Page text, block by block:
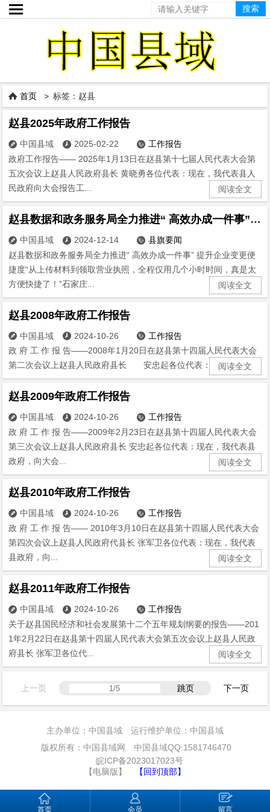

 首页 > 标签：赵县
赵县2025年政府工作报告
 中国县域  2025-02-22  工作报告
政府工作报告—— 2025年1月13日在赵县第十七届人民代表大会第
五次会议上赵县人民政府县长 黄晓勇各位代表：现在，我代表县人
民政府向大会报告工...
阅读全文
赵县数据和政务服务局全力推进“ 高效办成一件事” 提升企业变更便捷度
 中国县域  2024-12-14  县旗要闻
赵县数据和政务服务局全力推进“ 高效办成一件事” 提升企业变更便
捷度“从上传材料到领取营业执照，全程仅用几个小时时间，真是太
方便快捷了！”石家庄...
阅读全文
赵县2008年政府工作报告
 中国县域  2024-10-26  工作报告
政 府 工 作 报 告——2008年1月20日在赵县第十四届人民代表大会
第二次会议上赵县人民政府县长 安忠起各位代表：现在...阅读全文
赵县2009年政府工作报告
 中国县域  2024-10-26  工作报告
政 府 工 作 报 告——2009年2月23日在赵县第十四届人民代表大会
第三次会议上赵县人民政府县长 安忠起各位代表：现在，我代表县
政府，向大会...
阅读全文
赵县2010年政府工作报告
 中国县域  2024-10-26  工作报告
政 府 工 作 报 告—— 2010年3月10日在赵县第十四届人民代表大会
第四次会议上赵县人民政府代县长 张军卫各位代表：现在，我代表
县政府，向...
阅读全文
赵县2011年政府工作报告
 中国县域  2024-10-26  工作报告
关于赵县国民经济和社会发展第十二个五年规划纲要的报告——201
1年2月22日在赵县第十四届人民代表大会第五次会议上赵县人民政
府县长 张军卫各位代...
阅读全文
上一页 跳页 下一页
主办单位：中国县域 运行维护单位：中国县域
版权所有：中国县域网 中国县域QQ:1581746470
皖ICP备2023017023号
【电脑版】
【回到顶部】
首页 会员 留言